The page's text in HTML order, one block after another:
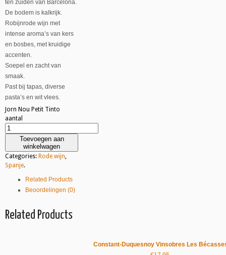
ten zuiden van Barcelona.
De bodem is kalkrijk.
Robijnrode wijn met
intense aroma’s van kers
en bosbes, met kruidige
accenten.
Soepel en zacht van
smaak.
Past bij tapas, diverse
pasta’s en wit vlees.
Jorn Nou Petit Tinto
aantal
Toevoegen aan
winkelwagen
Categories: Rode wijn,
Spanje.
Related Products
Beoordelingen (0)
Related Products
Constant-Duquesnoy Vinsobres Les